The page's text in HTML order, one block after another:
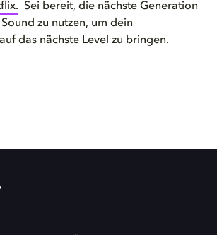
. Sei bereit, die nächste Generation
zu nutzen, um dein
auf das nächste Level zu bringen.